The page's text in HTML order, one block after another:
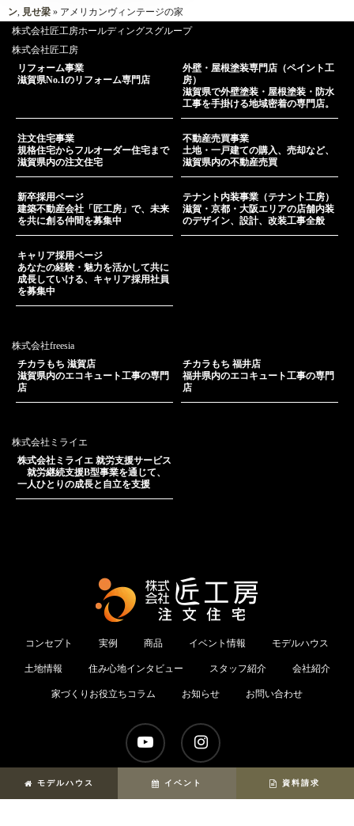
モデルハウス イベント 資料請求
ン, 見せ梁 » アメリカンヴィンテージの家
株式会社匠工房ホールディングスグループ
株式会社匠工房
リフォーム事業
滋賀県No.1のリフォーム専門店
外壁・屋根塗装専門店（ペイント工
房）
滋賀県で外壁塗装・屋根塗装・防水
工事を手掛ける地域密着の専門店。
注文住宅事業
規格住宅からフルオーダー住宅まで
滋賀県内の注文住宅
不動産売買事業
土地・一戸建ての購入、売却など、
滋賀県内の不動産売買
新卒採用ページ
建築不動産会社「匠工房」で、未来
を共に創る仲間を募集中
テナント内装事業（テナント工房）
滋賀・京都・大阪エリアの店舗内装
のデザイン、設計、改装工事全般
キャリア採用ページ
あなたの経験・魅力を活かして共に
成長していける、キャリア採用社員
を募集中
株式会社freesia
チカラもち 滋賀店
滋賀県内のエコキュート工事の専門
店
チカラもち 福井店
福井県内のエコキュート工事の専門
店
株式会社ミライエ
株式会社ミライエ 就労支援サービス
就労継続支援B型事業を通じて、
一人ひとりの成長と自立を支援
コンセプト 実例 商品 イベント情報 モデルハウス
土地情報 住み心地インタビュー スタッフ紹介 会社紹介
家づくりお役立ちコラム お知らせ お問い合わせ
youtube instagram